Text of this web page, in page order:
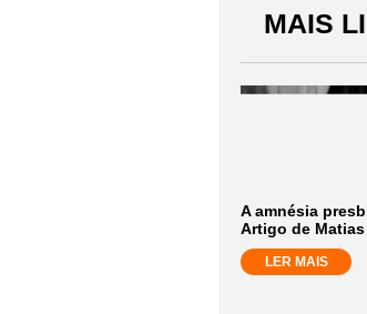
MAIS
A amnésia
Artigo de Matias
LER MAIS